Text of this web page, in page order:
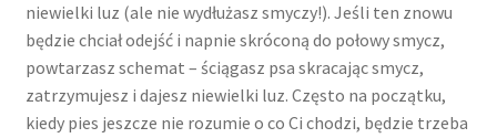
niewielki luz (ale nie wydłużasz smyczy!). Jeśli ten znowu
będzie chciał odejść i napnie skróconą do połowy smycz,
powtarzasz schemat – ściągasz psa skracając smycz,
zatrzymujesz i dajesz niewielki luz. Często na początku,
kiedy pies jeszcze nie rozumie o co Ci chodzi, będzie trzeba